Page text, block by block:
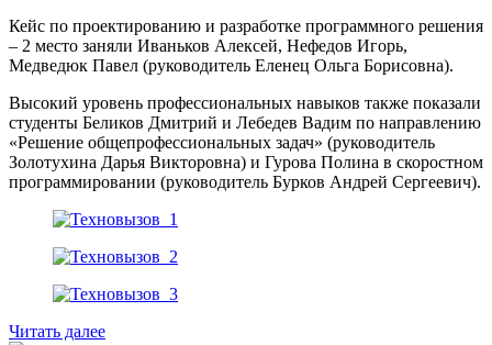
Кейс по проектированию и разработке программного решения
– 2 место заняли Иваньков Алексей, Нефедов Игорь,
Медведюк Павел (руководитель Еленец Ольга Борисовна).
Высокий уровень профессиональных навыков также показали
студенты Беликов Дмитрий и Лебедев Вадим по направлению
«Решение общепрофессиональных задач» (руководитель
Золотухина Дарья Викторовна) и Гурова Полина в скоростном
программировании (руководитель Бурков Андрей Сергеевич).
Читать далее